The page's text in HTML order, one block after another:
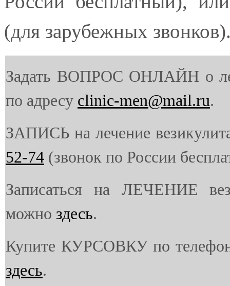
(для зарубежных
Задать ВОПРОС ОНЛАЙН о
по адресу clinic-men@mail.ru.
ЗАПИСЬ на лечение
52-74 (звонок по России
Записаться на ЛЕЧЕНИЕ
можно здесь.
Купите КУРСОВКУ по
здесь.